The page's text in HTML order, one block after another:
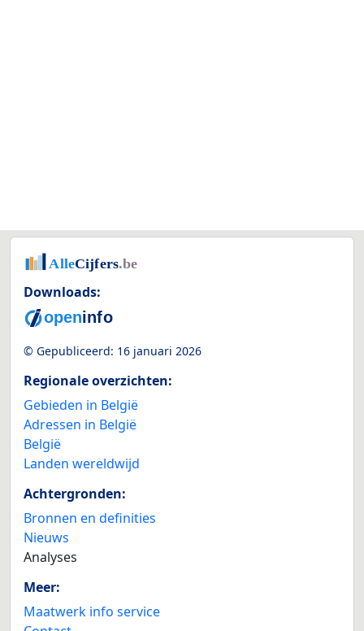
Downloads:
© Gepubliceerd: 16 januari 2026
Regionale overzichten:
Gebieden in België
Adressen in België
België
Landen wereldwijd
Achtergronden:
Bronnen en definities
Nieuws
Analyses
Meer:
Maatwerk info service